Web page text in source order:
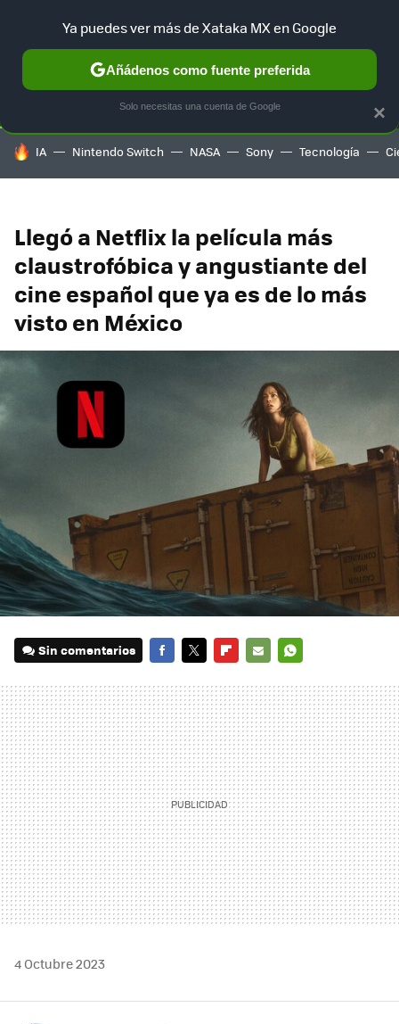
SELECCIÓN GAMING HOME AUTO TERRITORIO
HOY SE HABLA DE
IA Nintendo Switch NASA Sony Tecnología
Llegó a Netflix la película más
claustrofóbica y angustiante del
cine español que ya es de lo más
visto en México
Sin comentarios
MAIL
4 Octubre 2023
×
Ya puedes ver más de Xataka MX en Google
Añádenos como fuente preferida
Solo necesitas una cuenta de Google